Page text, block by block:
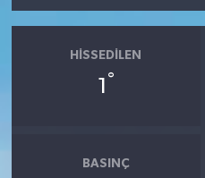
HISSEDILEN
1 °
BASINÇ